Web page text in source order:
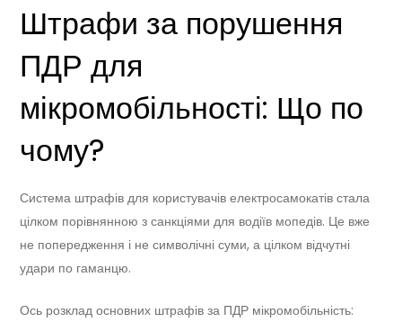
Штрафи за порушення
ПДР для
мікромобільності: Що по
чому?
Система штрафів для користувачів електросамокатів стала
цілком порівнянною з санкціями для водіїв мопедів. Це вже
не попередження і не символічні суми, а цілком відчутні
удари по гаманцю.
Ось розклад основних штрафів за ПДР мікромобільність: